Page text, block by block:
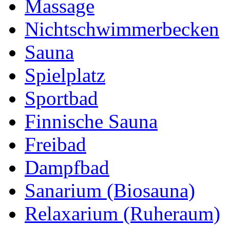
Massage
Nichtschwimmerbecken
Sauna
Spielplatz
Sportbad
Finnische Sauna
Freibad
Dampfbad
Sanarium (Biosauna)
Relaxarium (Ruheraum)